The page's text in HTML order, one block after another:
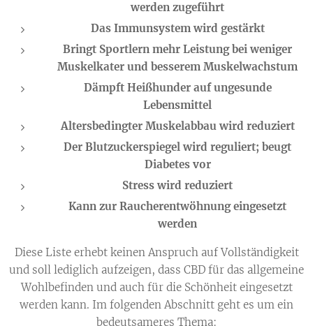
werden zugeführt
Das Immunsystem wird gestärkt
Bringt Sportlern mehr Leistung bei weniger
Muskelkater und besserem Muskelwachstum
Dämpft Heißhunder auf ungesunde
Lebensmittel
Altersbedingter Muskelabbau wird reduziert
Der Blutzuckerspiegel wird reguliert; beugt
Diabetes vor
Stress wird reduziert
Kann zur Raucherentwöhnung eingesetzt
werden
Diese Liste erhebt keinen Anspruch auf Vollständigkeit
und soll lediglich aufzeigen, dass CBD für das allgemeine
Wohlbefinden und auch für die Schönheit eingesetzt
werden kann. Im folgenden Abschnitt geht es um ein
bedeutsameres Thema: